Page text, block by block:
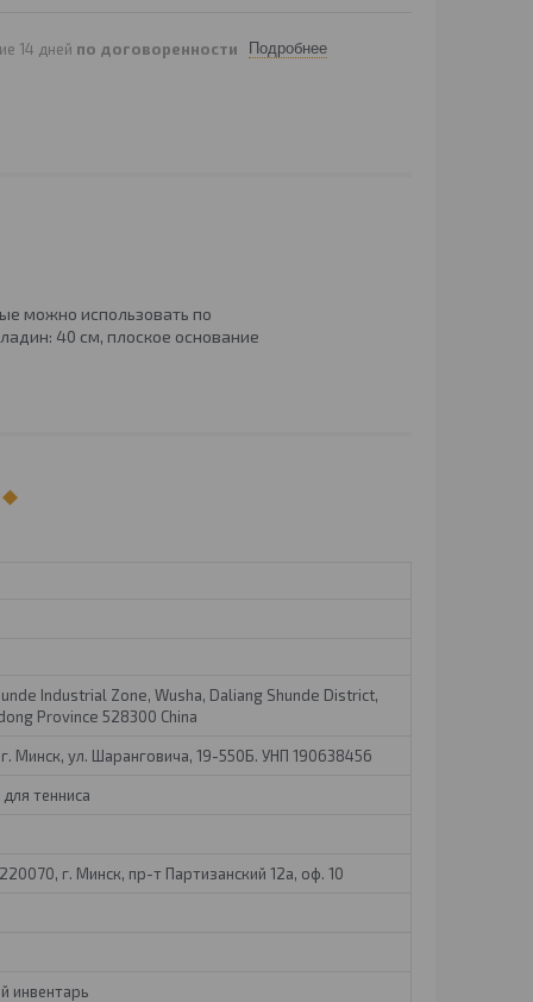
14 дней по договоренности Подробнее
можно использовать по
40 см, плоское основание
Industrial Zone, Wusha, Daliang Shunde District,
Province 528300 China
Минск, ул. Шаранговича, 19-550Б. УНП 190638456
тенниса
г. Минск, пр-т Партизанский 12а, оф. 10
инвентарь